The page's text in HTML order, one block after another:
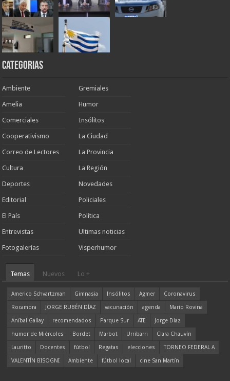
Categorias
Ambiente
Amelia
Comerciales
Cooperativismo
Correo de Lectores
Cultura
Deportes
Editorial
El País
Entrevistas
Fotogalerías
Gremiales
Humor
Insólitos
La Ciudad
La Provincia
La Región
Novedades
Policiales
Política
Ultimas noticias
Visperhumor
Temas Nuevos Lo +
Americo Schvartzman Gimnasia Insólitos Agmer
Coronavirus
Rocamora
JORGE RUBÉN DÍAZ vacunación agenda
Mario Rovina
Aníbal Gallay
recomendados Parque Sur ATE
Jorge Díaz
humor de Miércoles
Bordet Marbot Urribarri
Clara Chauvín
Lauritto
Docentes fútbol Regatas elecciones
TORNEO FEDERAL A
VALENTÍN BISOGNI
Ambiente fútbol local cine San Martín